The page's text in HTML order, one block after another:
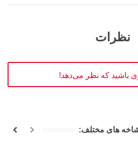
نظرات
باشید که نظر می‌دهد!